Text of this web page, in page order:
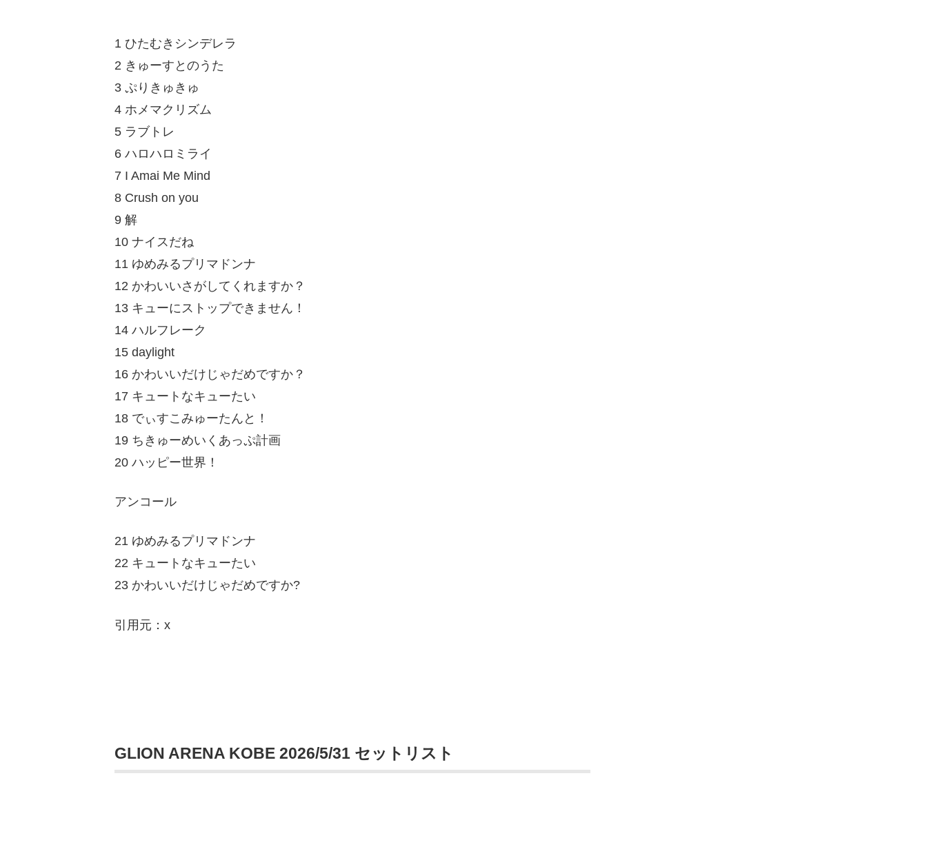
1 ひたむきシンデレラ
2 きゅーすとのうた
3 ぷりきゅきゅ
4 ホメマクリズム
5 ラブトレ
6 ハロハロミライ
7 I Amai Me Mind
8 Crush on you
9 解
10 ナイスだね
11 ゆめみるプリマドンナ
12 かわいいさがしてくれますか？
13 キューにストップできません！
14 ハルフレーク
15 daylight
16 かわいいだけじゃだめですか？
17 キュートなキューたい
18 でぃすこみゅーたんと！
19 ちきゅーめいくあっぷ計画
20 ハッピー世界！
アンコール
21 ゆめみるプリマドンナ
22 キュートなキューたい
23 かわいいだけじゃだめですか?
引用元：x
GLION ARENA KOBE 2026/5/31 セットリスト